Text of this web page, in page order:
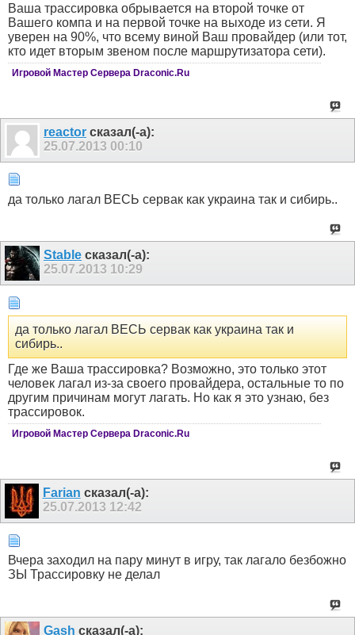
Ваша трассировка обрывается на второй точке от
Вашего компа и на первой точке на выходе из сети. Я
уверен на 90%, что всему виной Ваш провайдер (или тот,
кто идет вторым звеном после маршрутизатора сети).
Игровой Мастер Сервера Draconic.Ru
reactor сказал(-а):
25.07.2013 00:10
да только лагал ВЕСЬ сервак как украина так и сибирь..
Stable сказал(-а):
25.07.2013 10:29
да только лагал ВЕСЬ сервак как украина так и
сибирь..
Где же Ваша трассировка? Возможно, это только этот
человек лагал из-за своего провайдера, остальные то по
другим причинам могут лагать. Но как я это узнаю, без
трассировок.
Игровой Мастер Сервера Draconic.Ru
Farian сказал(-а):
25.07.2013 12:42
Вчера заходил на пару минут в игру, так лагало безбожно
ЗЫ Трассировку не делал
Gash сказал(-а):